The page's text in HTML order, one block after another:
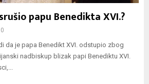
papu Benedikta XVI.?
0
da je papa Benedikt XVI. odstupio zbog
nadbiskup blizak papi Benediktu XVI.